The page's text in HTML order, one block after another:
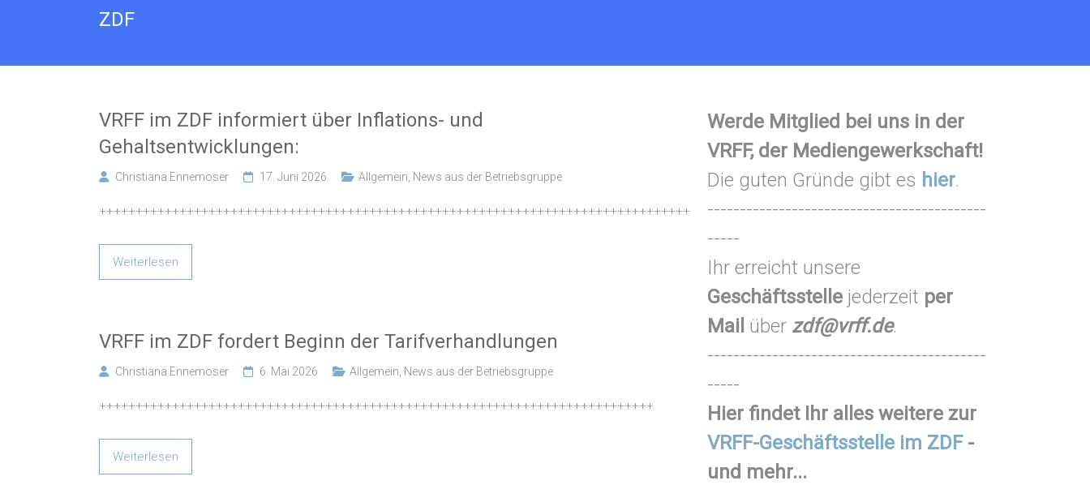
ZDF
VRFF im ZDF informiert über Inflations- und
Gehaltsentwicklungen:
Christiana Ennemoser 17. Juni 2026 Allgemein News aus der Betriebsgruppe
+++++++++++++++++++++++++++++++++++++++++++++++++++++++++++++++++++++++++++++++++
Weiterlesen
VRFF im ZDF fordert Beginn der Tarifverhandlungen
Christiana Ennemoser 6. Mai 2026 Allgemein News aus der Betriebsgruppe
++++++++++++++++++++++++++++++++++++++++++++++++++++++++++++++++++++++++++++
Weiterlesen
Werde Mitglied bei uns in der
VRFF, der Mediengewerkschaft!
Die guten Gründe gibt es hier.
-------------------------------------------
-----
Ihr erreicht unsere
Geschäftsstelle jederzeit per
Mail über zdf@vrff.de.
-------------------------------------------
-----
Hier findet Ihr alles weitere zur
VRFF-Geschäftsstelle im ZDF-
und mehr...